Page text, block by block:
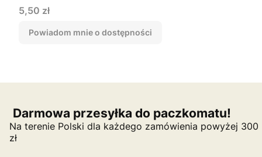
Cena
5,50 zł
Powiadom mnie o dostępności
Darmowa przesyłka do paczkomatu!
Na terenie Polski dla każdego zamówienia powyżej 300
zł